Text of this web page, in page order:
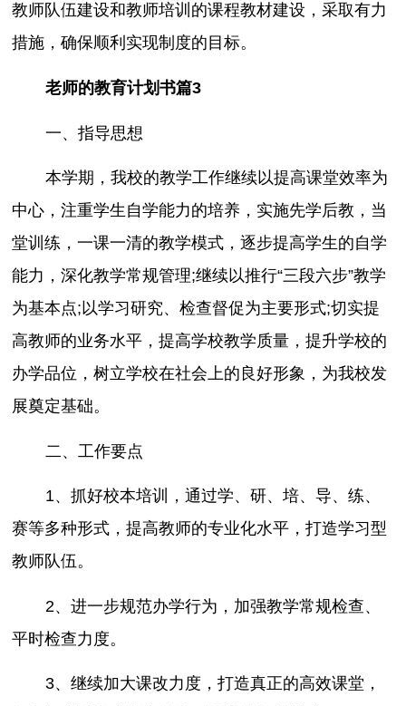
教师队伍建设和教师培训的课程教材建设，采取有力
措施，确保顺利实现制度的目标。
老师的教育计划书篇3
一、指导思想
本学期，我校的教学工作继续以提高课堂效率为
中心，注重学生自学能力的培养，实施先学后教，当
堂训练，一课一清的教学模式，逐步提高学生的自学
能力，深化教学常规管理;继续以推行“三段六步”教学
为基本点;以学习研究、检查督促为主要形式;切实提
高教师的业务水平，提高学校教学质量，提升学校的
办学品位，树立学校在社会上的良好形象，为我校发
展奠定基础。
二、工作要点
1、抓好校本培训，通过学、研、培、导、练、
赛等多种形式，提高教师的专业化水平，打造学习型
教师队伍。
2、进一步规范办学行为，加强教学常规检查、
平时检查力度。
3、继续加大课改力度，打造真正的高效课堂，